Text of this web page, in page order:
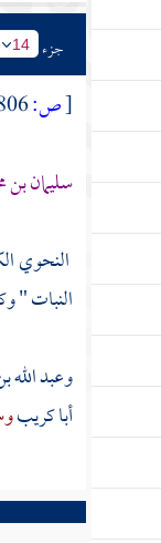
جزء 14
[ص:
سليمان
النحوي
النبات "
وعبد الله
أبا كريب